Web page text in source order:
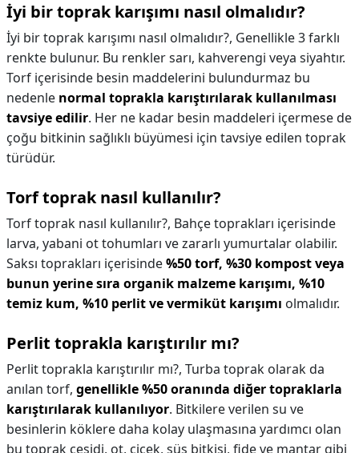
İyi bir toprak karışımı nasıl olmalıdır?
İyi bir toprak karışımı nasıl olmalıdır?, Genellikle 3 farklı
renkte bulunur. Bu renkler sarı, kahverengi veya siyahtır.
Torf içerisinde besin maddelerini bulundurmaz bu
nedenle normal toprakla karıştırılarak kullanılması
tavsiye edilir. Her ne kadar besin maddeleri içermese de
çoğu bitkinin sağlıklı büyümesi için tavsiye edilen toprak
türüdür.
Torf toprak nasıl kullanılır?
Torf toprak nasıl kullanılır?, Bahçe toprakları içerisinde
larva, yabani ot tohumları ve zararlı yumurtalar olabilir.
Saksı toprakları içerisinde%50 torf, %30 kompost veya
bunun yerine sıra organik malzeme karışımı, %10
temiz kum, %10 perlit ve vermiküt karışımı olmalıdır.
Perlit toprakla karıştırılır mı?
Perlit toprakla karıştırılır mı?, Turba toprak olarak da
anılan torf, genellikle %50 oranında diğer topraklarla
karıştırılarak kullanılıyor. Bitkilere verilen su ve
besinlerin köklere daha kolay ulaşmasına yardımcı olan
bu toprak çeşidi, ot, çiçek, süs bitkisi, fide ve mantar gibi